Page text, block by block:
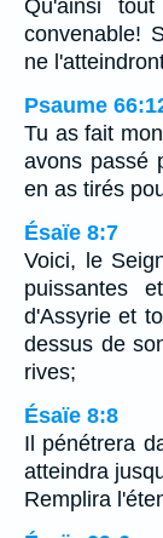
Qu'ainsi
convenable!
ne
Psaume
Tu as fait
avons passé
en as tirés
Ésaïe 8:7
Voici, le
puissantes
d'Assyrie et
dessus de
rives;
Ésaïe 8:8
Il pénétrera
atteindra
Remplira